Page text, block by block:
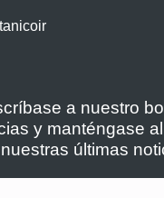
a nuestro
y manténgase
nuestras últimas